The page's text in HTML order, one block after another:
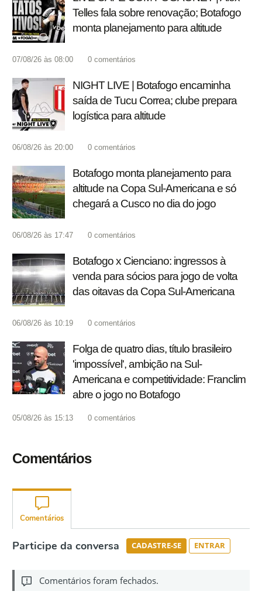
Telles fala sobre renovação; Botafogo
monta planejamento para altitude
07/08/26 às 08:00 0 comentários
NIGHT LIVE | Botafogo encaminha
saída de Tucu Correa; clube prepara
logística para altitude
06/08/26 às 20:00 0 comentários
Botafogo monta planejamento para
altitude na Copa Sul-Americana e só
chegará a Cusco no dia do jogo
06/08/26 às 17:47 0 comentários
Botafogo x Cienciano: ingressos à
venda para sócios para jogo de volta
das oitavas da Copa Sul-Americana
06/08/26 às 10:19 0 comentários
Folga de quatro dias, título brasileiro
'impossível', ambição na Sul-
Americana e competitividade: Franclim
abre o jogo no Botafogo
05/08/26 às 15:13 0 comentários
Comentários